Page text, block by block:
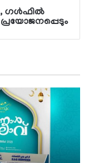
ഗള്‍ഫില്‍